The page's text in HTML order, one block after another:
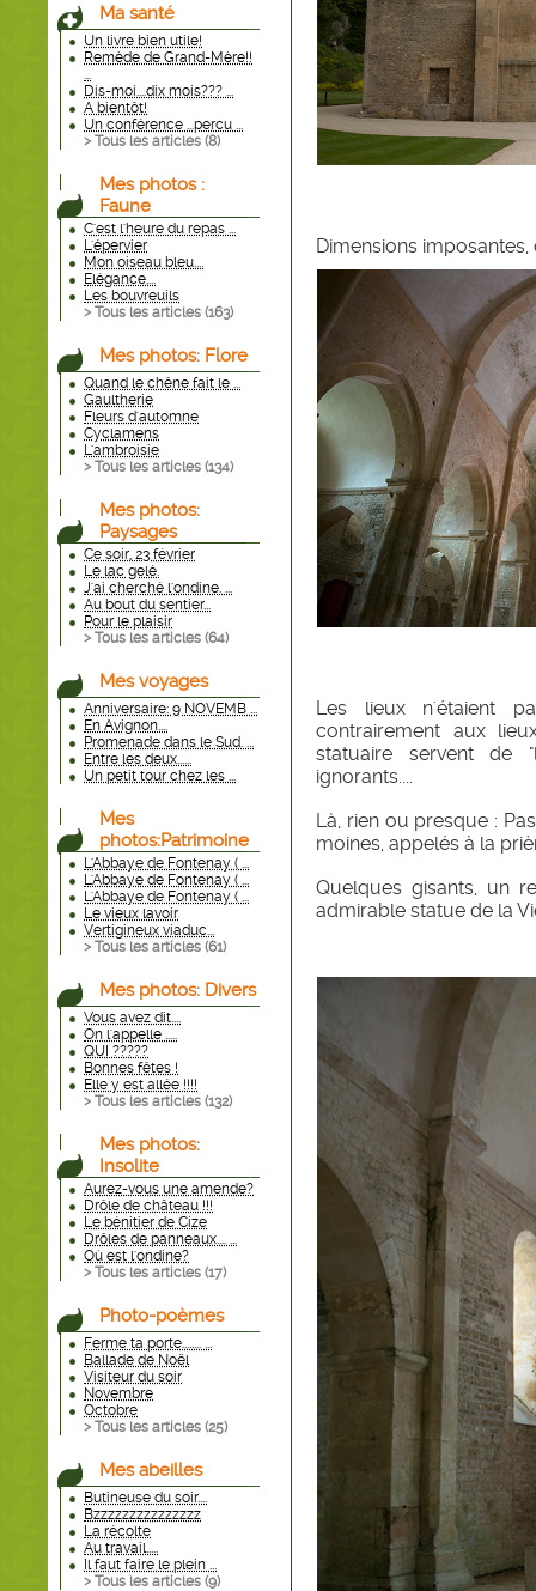
Ma santé
Un livre bien utile!
Remède de Grand-Mère!!
...
Dis-moi....dix mois??? ...
A bientôt!
Un conférence ...percu ...
> Tous les articles (8)
Mes photos :
Faune
C'est l'heure du repas ...
L'épervier
Mon oiseau bleu....
Elégance....
Les bouvreuils
> Tous les articles (163)
Mes photos: Flore
Quand le chêne fait le ...
Gaultherie
Fleurs d'automne
Cyclamens
L'ambroisie
> Tous les articles (134)
Mes photos:
Paysages
Ce soir, 23 février
Le lac gelé.
J'ai cherché l'ondine. ...
Au bout du sentier...
Pour le plaisir
> Tous les articles (64)
Mes voyages
Anniversaire: 9 NOVEMB ...
En Avignon....
Promenade dans le Sud. ...
Entre les deux......
Un petit tour chez les ...
Mes
photos:Patrimoine
L'Abbaye de Fontenay ( ...
L'Abbaye de Fontenay ( ...
L'Abbaye de Fontenay ( ...
Le vieux lavoir
Vertigineux viaduc...
> Tous les articles (61)
Mes photos: Divers
Vous avez dit....
On l'appelle .....
QUI ?????
Bonnes fêtes !
Elle y est allée !!!!
> Tous les articles (132)
Mes photos:
Insolite
Aurez-vous une amende?
Drôle de château !!!
Le bénitier de Cize
Drôles de panneaux.... ...
Où est l'ondine?
> Tous les articles (17)
Photo-poèmes
Ferme ta porte........ ...
Ballade de Noël
Visiteur du soir
Novembre
Octobre
> Tous les articles (25)
Mes abeilles
Butineuse du soir....
Bzzzzzzzzzzzzzzz
La récolte
Au travail.....
Il faut faire le plein ...
> Tous les articles (9)
Dimensions imposantes,
Les lieux n'étaient
contrairement aux
statuaire servent de
ignorants....
Là, rien ou presque :
moines, appelés à la
Quelques gisants, un
admirable statue de la